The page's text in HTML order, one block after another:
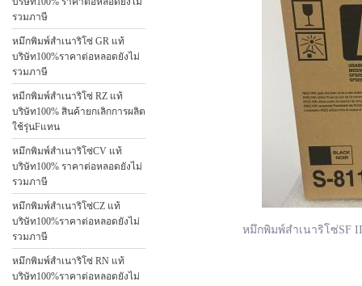
รวมภาษี
หมึกพิมพ์สำเนาริโซ่ GR แท้
บริษัท100%ราคาต่อหลอดยังไม่
รวมภาษี
หมีกพิมพ์สำเนาริโซ่ RZ แท้
บริษัท100% สินค้ายกเลิกการผลิต
ใช้รุ่นFแทน
หมึกพิมพ์สำเนาริโซ่CV แท้
บริษัท100% ราคาต่อหลอดยังไม่
รวมภาษี
หมึกพิมพ์สำเนาริโซ่CZ แท้
บริษัท100%ราคาต่อหลอดยังไม่
รวมภาษี
หมึกพิมพ์สำเนาริโซ่ RN แท้
บริษัท100%ราคาต่อหลอดยังไม่
หมึกพิมพ์สำเนาริโซ่SF